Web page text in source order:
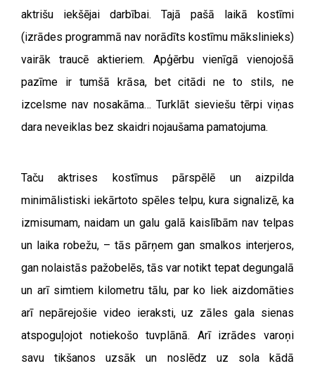
aktrišu iekšējai darbībai. Tajā pašā laikā kostīmi
(izrādes programmā nav norādīts kostīmu mākslinieks)
vairāk traucē aktieriem. Apģērbu vienīgā vienojošā
pazīme ir tumšā krāsa, bet citādi ne to stils, ne
izcelsme nav nosakāma… Turklāt sieviešu tērpi viņas
dara neveiklas bez skaidri nojaušama pamatojuma.
Taču aktrises kostīmus pārspēlē un aizpilda
minimālistiski iekārtoto spēles telpu, kura signalizē, ka
izmisumam, naidam un galu galā kaislībām nav telpas
un laika robežu, – tās pārņem gan smalkos interjeros,
gan nolaistās pažobelēs, tās var notikt tepat degungalā
un arī simtiem kilometru tālu, par ko liek aizdomāties
arī nepārejošie video ieraksti, uz zāles gala sienas
atspoguļojot notiekošo tuvplānā. Arī izrādes varoņi
savu tikšanos uzsāk un noslēdz uz sola kādā